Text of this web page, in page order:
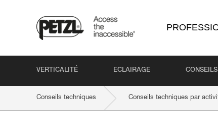
VERTICALITÉ ECLAIRAGE
Conseils techniques Conseils techniques par